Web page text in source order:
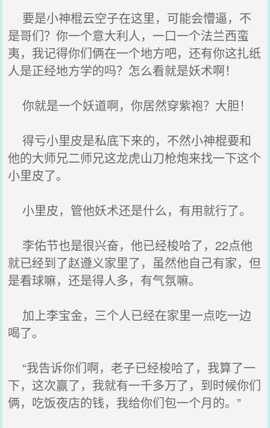
要是小神棍云空子在这里，可能会懵逼，不
是哥们？你一个意大利人，一口一个法兰西蛮
夷，我记得你们俩在一个地方吧，还有你这扎纸
人是正经地方学的吗？怎么看就是妖术啊！
你就是一个妖道啊，你居然穿紫袍？大胆！
得亏小里皮是私底下来的，不然小神棍要和
他的大师兄二师兄这龙虎山刀枪炮来找一下这个
小里皮了。
小里皮，管他妖术还是什么，有用就行了。
李佑节也是很兴奋，他已经梭哈了，22点他
就已经到了赵遵义家里了，虽然他自己有家，但
是看球嘛，还是得人多，有气氛嘛。
加上李宝金，三个人已经在家里一点吃一边
喝了。
“我告诉你们啊，老子已经梭哈了，我算了一
下，这次赢了，我就有一千多万了，到时候你们
俩，吃饭夜店的钱，我给你们包一个月的。”